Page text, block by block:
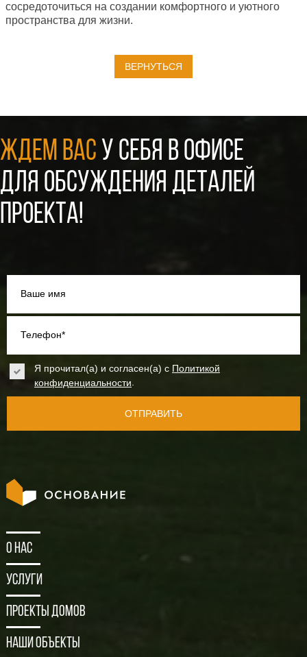
сосредоточиться на создании комфортного и уютного
пространства для жизни.
ВЕРНУТЬСЯ
ЖДЕМ ВАС У СЕБЯ В ОФИСЕ
ДЛЯ ОБСУЖДЕНИЯ ДЕТАЛЕЙ
ПРОЕКТА!
Ваше имя
Телефон*
Я прочитал(а) и согласен(а) с Политикой
конфиденциальности.
ОТПРАВИТЬ
О нас
Услуги
Проекты домов
Наши объекты